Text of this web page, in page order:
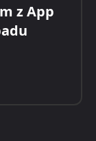
z App